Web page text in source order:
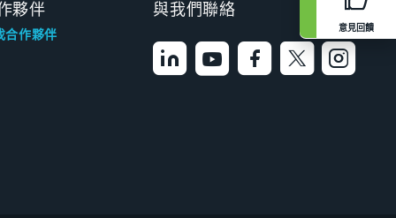
意見回饋
夥伴
合作夥伴
與我們聯絡